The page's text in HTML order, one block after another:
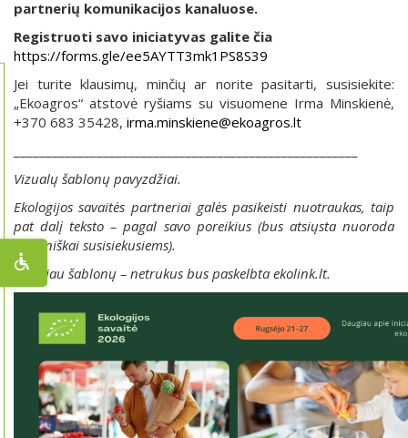
partnerių komunikacijos kanaluose.
Registruoti savo iniciatyvas galite čia
https://forms.gle/ee5AYTT3mk1PS8S39
Jei turite klausimų, minčių ar norite pasitarti, susisiekite:
„Ekoagros“ atstovė ryšiams su visuomene Irma Minskienė,
+370 683 35428, irma.minskiene@ekoagros.lt
Vizualų šablonų pavyzdžiai.
Ekologijos savaitės partneriai galės pasikeisti nuotraukas, taip
pat dalį teksto – pagal savo poreikius (bus atsiųsta nuoroda
asmeniškai susisiekusiems).
Daugiau šablonų – netrukus bus paskelbta ekolink.lt.